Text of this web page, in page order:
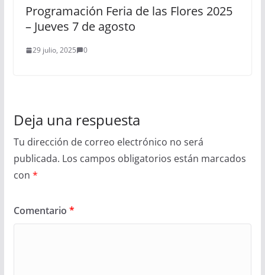
Programación Feria de las Flores 2025
– Jueves 7 de agosto
29 julio, 2025 0
Deja una respuesta
Tu dirección de correo electrónico no será
publicada. Los campos obligatorios están marcados
con *
Comentario *